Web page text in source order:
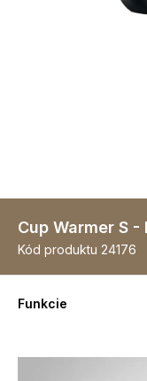
Cup Warmer S -
Kód produktu 24176
Funkcie